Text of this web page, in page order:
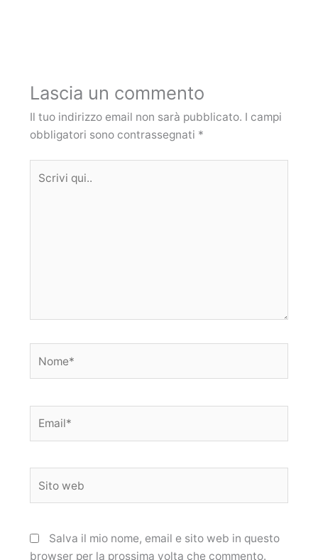
Lascia un commento
Il tuo indirizzo email non sarà pubblicato. I campi
obbligatori sono contrassegnati *
qui..
web
Salva il mio nome, email e sito web in questo
browser per la prossima volta che commento.